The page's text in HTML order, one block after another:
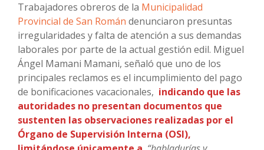
Trabajadores obreros de la Municipalidad
Provincial de San Román denunciaron presuntas
irregularidades y falta de atención a sus demandas
laborales por parte de la actual gestión edil. Miguel
Ángel Mamani Mamani, señaló que uno de los
principales reclamos es el incumplimiento del pago
de bonificaciones vacacionales, indicando que las
autoridades no presentan documentos que
sustenten las observaciones realizadas por el
Órgano de Supervisión Interna (OSI),